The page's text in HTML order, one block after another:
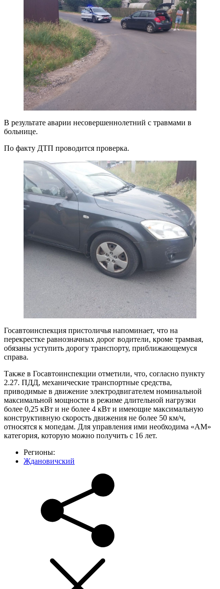
В результате аварии несовершеннолетний с травмами в
больнице.
По факту ДТП проводится проверка.
Госавтоинспекция пристоличья напоминает, что на
перекрестке равнозначных дорог водители, кроме трамвая,
обязаны уступить дорогу транспорту, приближающемуся
справа.
Также в Госавтоинспекции отметили, что, согласно пункту
2.27. ПДД, механические транспортные средства,
приводимые в движение электродвигателем номинальной
максимальной мощности в режиме длительной нагрузки
более 0,25 кВт и не более 4 кВт и имеющие максимальную
конструктивную скорость движения не более 50 км/ч,
относятся к мопедам. Для управления ими необходима «АМ»
категория, которую можно получить с 16 лет.
Регионы:
Ждановичский